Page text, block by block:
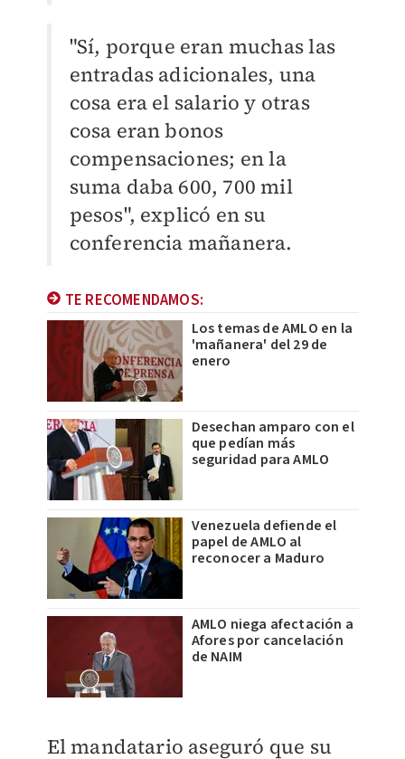
"Sí, porque eran muchas las
entradas adicionales, una
cosa era el salario y otras
cosa eran bonos
compensaciones; en la
suma daba 600, 700 mil
pesos", explicó en su
conferencia mañanera.
TE RECOMENDAMOS:
Los temas de AMLO en la
'mañanera' del 29 de
enero
Desechan amparo con el
que pedían más
seguridad para AMLO
Venezuela defiende el
papel de AMLO al
reconocer a Maduro
AMLO niega afectación a
Afores por cancelación
de NAIM
El mandatario aseguró que su